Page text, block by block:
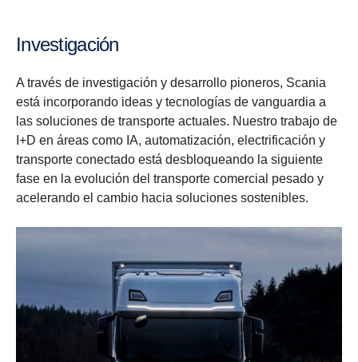
Investigación
A través de investigación y desarrollo pioneros, Scania
está incorporando ideas y tecnologías de vanguardia a
las soluciones de transporte actuales. Nuestro trabajo de
I+D en áreas como IA, automatización, electrificación y
transporte conectado está desbloqueando la siguiente
fase en la evolución del transporte comercial pesado y
acelerando el cambio hacia soluciones sostenibles.